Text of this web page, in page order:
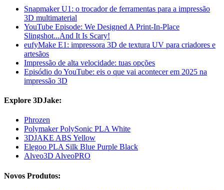
Snapmaker U1: o trocador de ferramentas para a impressão
3D multimaterial
YouTube Episode: We Designed A Print-In-Place
Slingshot...And It Is Scary!
eufyMake E1: impressora 3D de textura UV para criadores e
artesãos
Impressão de alta velocidade: tuas opções
Episódio do YouTube: eis o que vai acontecer em 2025 na
impressão 3D
Explore 3DJake:
Phrozen
Polymaker PolySonic PLA White
3DJAKE ABS Yellow
Elegoo PLA Silk Blue Purple Black
Alveo3D AlveoPRO
Novos Produtos: